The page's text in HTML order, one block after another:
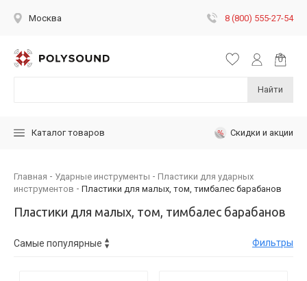
Москва 8 (800) 555-27-54
Найти
Каталог товаров Скидки и акции
Главная Ударные инструменты
Пластики для ударных
инструментов
Пластики для малых, том, тимбалес барабанов
Пластики для малых, том, тимбалес барабанов
Фильтры